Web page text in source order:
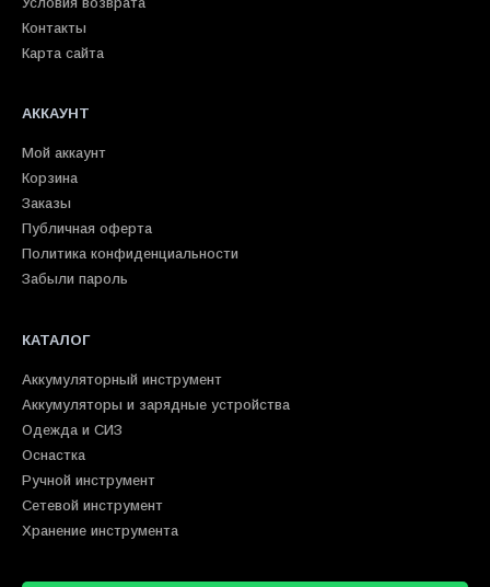
Контакты
Карта сайта
АККАУНТ
Мой аккаунт
Корзина
Заказы
Публичная оферта
Политика конфиденциальности
Забыли пароль
КАТАЛОГ
Аккумуляторный инструмент
Аккумуляторы и зарядные устройства
Одежда и СИЗ
Оснастка
Ручной инструмент
Сетевой инструмент
Хранение инструмента